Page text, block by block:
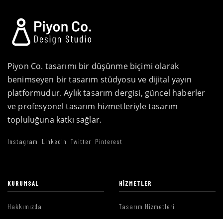
Piyon Co. tasarımı bir düşünme biçimi olarak
benimseyen bir tasarım stüdyosu ve dijital yayın
platformudur. Aylık tasarım dergisi, güncel haberler
ve profesyonel tasarım hizmetleriyle tasarım
topluluğuna katkı sağlar.
Instagram LinkedIn Twitter Pinterest
KURUMSAL
Hakkımızda
HIZMETLER
Tasarım Hizmetleri